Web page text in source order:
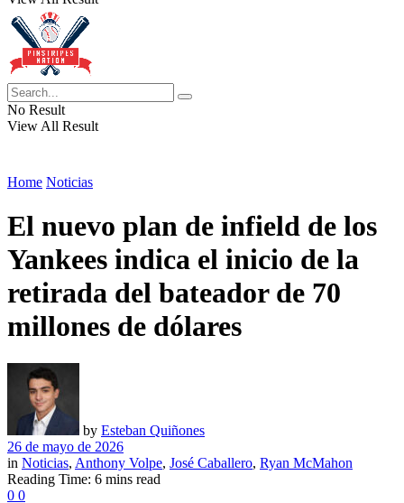
No Result
View All Result
Home Noticias
El nuevo plan de infield de los
Yankees indica el inicio de la
retirada del bateador de 70
millones de dólares
by Esteban Quiñones
26 de mayo de 2026
in Noticias, Anthony Volpe, José Caballero, Ryan McMahon
Reading Time: 6 mins read
0 0